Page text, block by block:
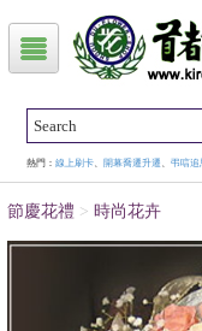
熱門：線上刷卡、 開幕喬遷升遷 、弔唁追
節慶花禮 > 時尚花卉